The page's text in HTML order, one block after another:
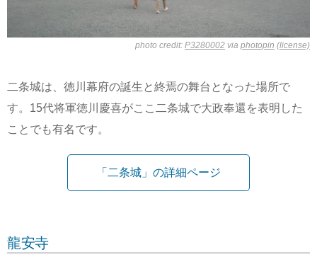
photo credit: P3280002 via photopin (license)
二条城は、徳川幕府の誕生と終焉の舞台となった場所で
す。15代将軍徳川慶喜がここ二条城で大政奉還を表明した
ことでも有名です。
「二条城」の詳細ページ
龍安寺